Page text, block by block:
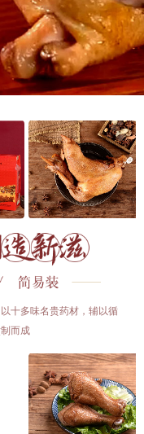
十多味名贵药材，辅以循
而成